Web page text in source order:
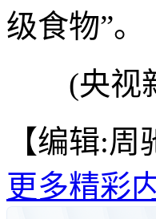
级食物”。
(央视
【编辑:周
更多精彩